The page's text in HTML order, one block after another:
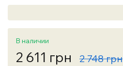
В наличии
2 611 грн 2 748 грн